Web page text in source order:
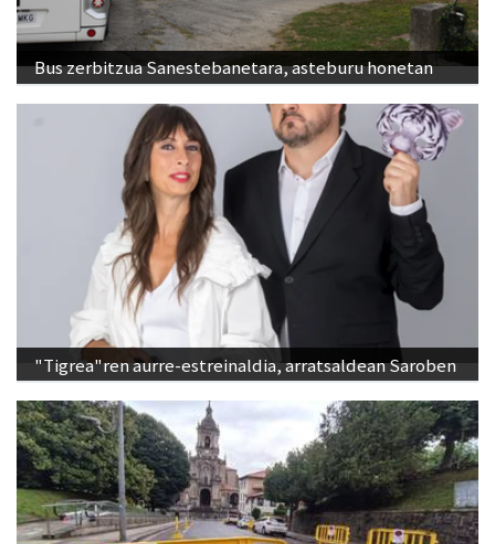
Bus zerbitzua Sanestebanetara, asteburu honetan
"Tigrea"ren aurre-estreinaldia, arratsaldean Saroben